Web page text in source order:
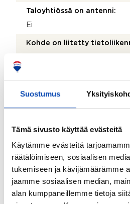
Suostumus
Tämä sivusto käyttää evästeitä
Käytämme evästeitä
räätälöimiseen, sosiaalisen
tukemiseen ja kävijämäärämme
jaamme sosiaalisen median,
alan kumppaneillemme tietoja
Taloyhtiössä on antenni:
Ei
Kohde on liitetty
Kohde myydään
Taloyhtiön nimi: